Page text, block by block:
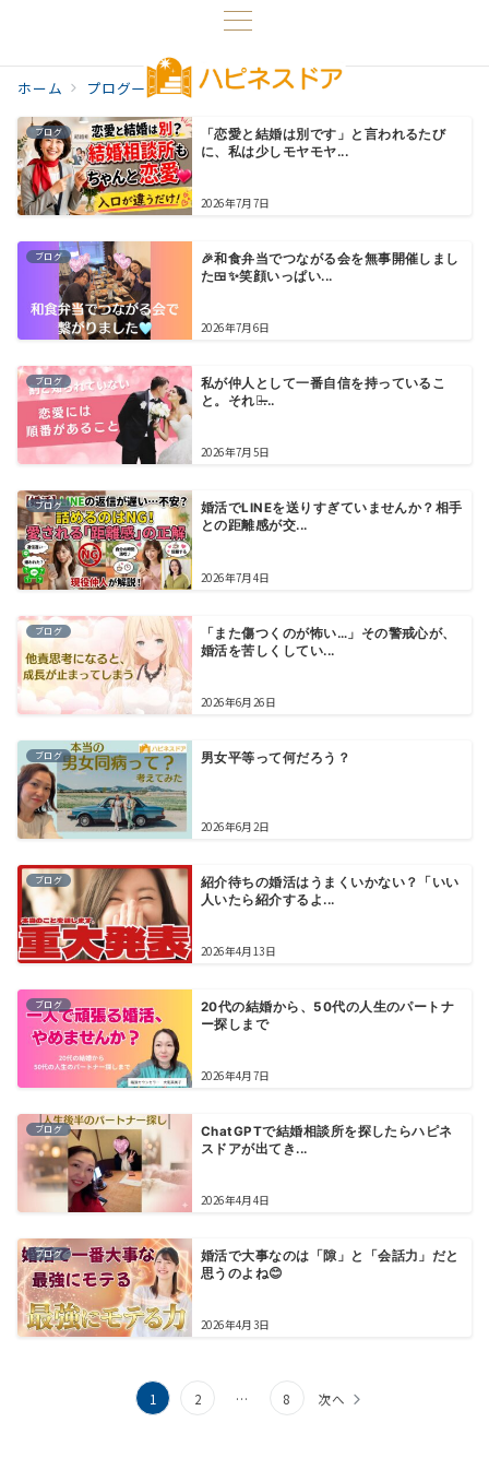
ホーム プログ一覧 婚活男性
ブログ
「恋愛と結婚は別です」と言われるたび
に、私は少しモヤモヤ...
2026年7月7日
ブログ
🎉和食弁当でつながる会を無事開催しまし
た🍱✨笑顔いっぱい...
2026年7月6日
ブログ
私が仲人として一番自信を持っているこ
と。それは̶...
2026年7月5日
ブログ
婚活でLINEを送りすぎていませんか？相手
との距離感が交...
2026年7月4日
ブログ
「また傷つくのが怖い…」その警戒心が、
婚活を苦しくしてい...
2026年6月26日
ブログ 男女平等って何だろう？
2026年6月2日
ブログ
紹介待ちの婚活はうまくいかない？「いい
人いたら紹介するよ...
2026年4月13日
ブログ
20代の結婚から、50代の人生のパートナ
ー探しまで
2026年4月7日
ブログ
ChatGPTで結婚相談所を探したらハピネ
スドアが出てき...
2026年4月4日
ブログ
婚活で大事なのは「隙」と「会話力」だと
思うのよね😊
2026年4月3日
1 2 … 8 次へ